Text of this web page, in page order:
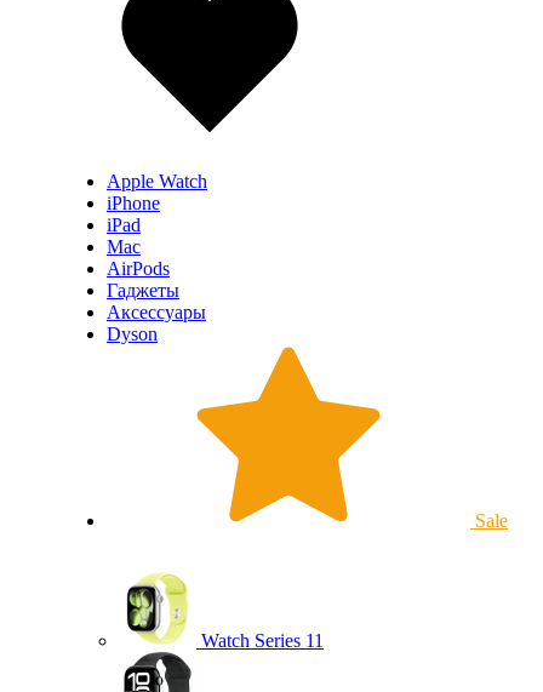
Apple Watch
iPhone
iPad
Mac
AirPods
Гаджеты
Аксессуары
Dyson
Sale
Watch Series 11